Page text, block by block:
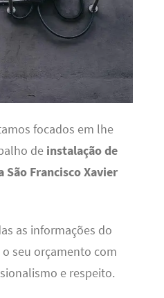
focados em lhe
de instalação de
São Francisco Xavier
as informações do
seu orçamento com
e respeito.